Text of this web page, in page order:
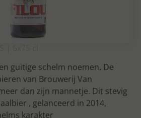
guitige schelm noemen. De
van Brouwerij Van
dan zijn mannetje. Dit stevig
, gelanceerd in 2014,
karakter